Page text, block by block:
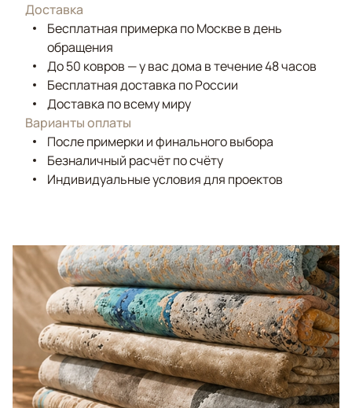
Доставка
Бесплатная примерка по Москве в день
обращения
До 50 ковров — у вас дома в течение 48 часов
Бесплатная доставка по России
Доставка по всему миру
Варианты оплаты
После примерки и финального выбора
Безналичный расчёт по счёту
Индивидуальные условия для проектов